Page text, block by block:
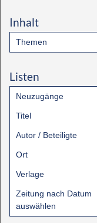
Inhalt
Themen
Listen
Neuzugänge
Titel
Autor / Beteiligte
Ort
Verlage
Zeitung nach Datum
auswählen